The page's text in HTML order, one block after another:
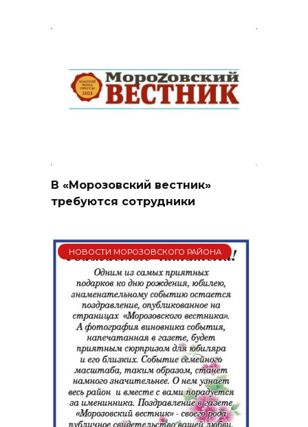
В «Морозовский вестник»
требуются сотрудники
НОВОСТИ МОРОЗОВСКОГО РАЙОНА